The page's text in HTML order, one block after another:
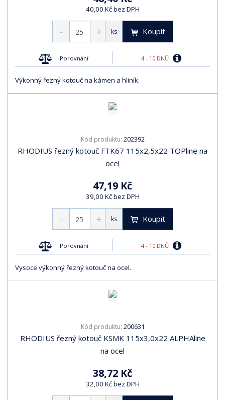
40,00 Kč bez DPH
ks Koupit
Porovnání 4 - 10 DNŮ
Výkonný řezný kotouč na kámen a hliník.
Kód produktu: 202392
RHODIUS řezný kotouč FTK67 115x2,5x22 TOPline na
ocel
47,19 Kč
39,00 Kč bez DPH
ks Koupit
Porovnání 4 - 10 DNŮ
Vysoce výkonný řezný kotouč na ocel.
Kód produktu: 200631
RHODIUS řezný kotouč KSMK 115x3,0x22 ALPHAline
na ocel
38,72 Kč
32,00 Kč bez DPH